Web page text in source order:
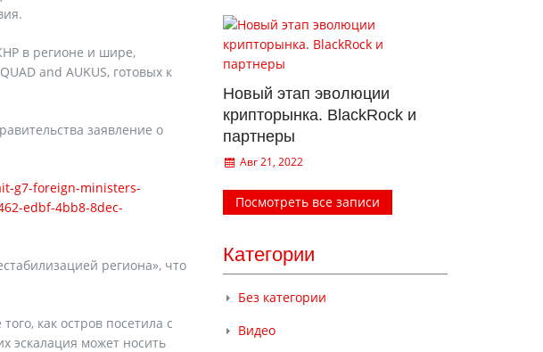
в регионе и шире,
and AUKUS, готовых к
заявление о
g7-foreign-ministers-
edbf-4bb8-8dec-
региона», что
как остров посетила с
эскалация может носить
Новый этап эволюции
крипторынка. BlackRock и
партнеры
Авг 21, 2022
Посмотреть все записи
Категории
Без категории
Видео